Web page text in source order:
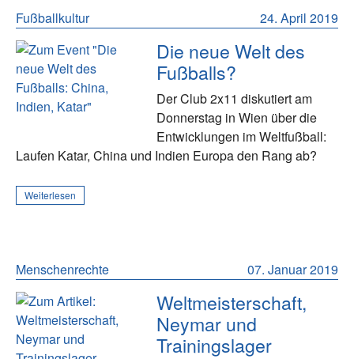
24. April 2019
Fußballkultur
Die neue Welt des
Fußballs?
Der Club 2x11 diskutiert am
Donnerstag in Wien über die
Entwicklungen im Weltfußball:
Laufen Katar, China und Indien Europa den Rang ab?
Weiterlesen
07. Januar 2019
Menschenrechte
Weltmeisterschaft,
Neymar und
Trainingslager